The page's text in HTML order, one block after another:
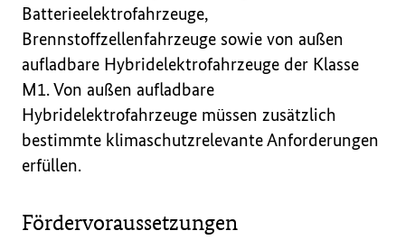
Batterieelektrofahrzeuge,
Brennstoffzellenfahrzeuge sowie von außen
aufladbare Hybridelektrofahrzeuge der Klasse
M1. Von außen aufladbare
Hybridelektrofahrzeuge müssen zusätzlich
bestimmte klimaschutzrelevante Anforderungen
erfüllen.
Fördervoraussetzungen